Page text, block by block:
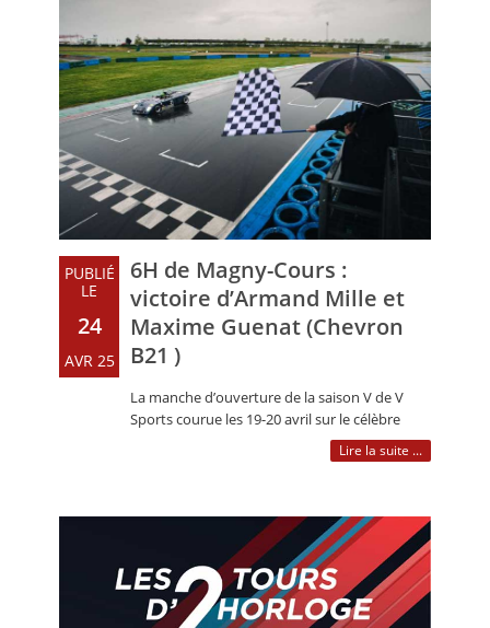
PUBLIÉ
LE
24
AVR 25
6H de Magny-Cours :
victoire d’Armand Mille et
Maxime Guenat (Chevron
B21 )
La manche d’ouverture de la saison V de V
Sports courue les 19-20 avril sur le célèbre
circuit de Nevers Magny-Cours a vu la (…)
Lire la suite ...